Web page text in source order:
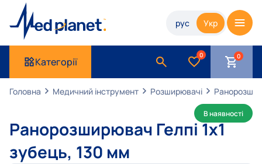
рус Укр
Категорії
0
Головна Медичний інструмент Розширювачі
В наявності
Ранорозширювач Гелпі 1х1
зубець, 130 мм